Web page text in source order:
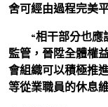
舍可經由過程完美
“相干部分也
監管，晉陞全體權
會組織可以積極推
等從業職員的休息